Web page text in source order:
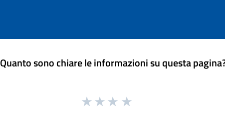
Quanto sono chiare le informazioni su questa